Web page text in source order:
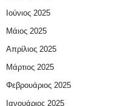
Ιούνιος 2025
Μάιος 2025
Απρίλιος 2025
Μάρτιος 2025
Φεβρουάριος 2025
Ιανουάριος 2025